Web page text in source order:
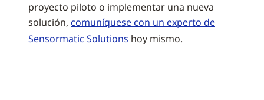
proyecto piloto o implementar una nueva
solución, comuníquese con un experto de
Sensormatic Solutions hoy mismo.